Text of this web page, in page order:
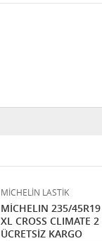
MİCHELİN LASTİK
MİCHELIN 235/
XL CROSS CLIMATE 2
ÜCRETSİZ KARGO